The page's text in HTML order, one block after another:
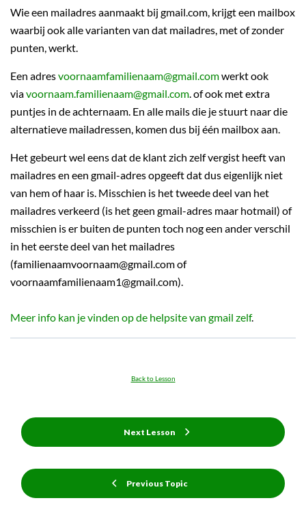
Wie een mailadres aanmaakt bij gmail.com, krijgt een mailbox
waarbij ook alle varianten van dat mailadres, met of zonder
punten, werkt.
Een adresvoornaamfamilienaam@gmail.comwerkt ook
viavoornaam.familienaam@gmail.com. of ook met extra
puntjes in de achternaam. En alle mails die je stuurt naar die
alternatieve mailadressen, komen dus bij één mailbox aan.
Het gebeurt wel eens dat de klant zich zelf vergist heeft van
mailadres en een gmail-adres opgeeft dat dus eigenlijk niet
van hem of haar is. Misschien is het tweede deel van het
mailadres verkeerd (is het geen gmail-adres maar hotmail) of
misschien is er buiten de punten toch nog een ander verschil
in het eerste deel van het mailadres
(familienaamvoornaam@gmail.com of
voornaamfamilienaam1@gmail.com).
Meer info kan je vinden op de helpsite van gmail zelf.
Previous Topic
Back to Lesson
Next Lesson